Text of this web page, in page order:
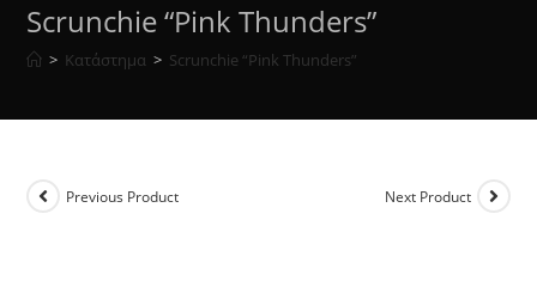
Scrunchie “Pink Thunders”
> Κατάστημα > Scrunchie “Pink Thunders”
Previous Product Next Product